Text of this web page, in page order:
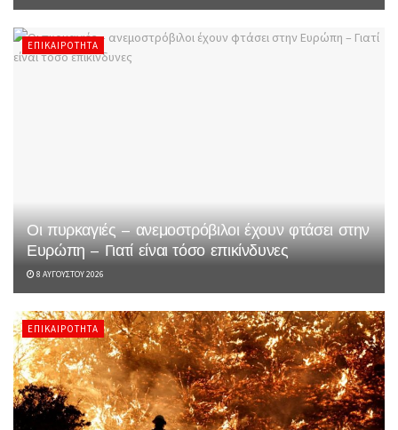
ΕΠΙΚΑΙΡΌΤΗΤΑ
Οι πυρκαγιές – ανεμοστρόβιλοι έχουν φτάσει στην
Ευρώπη – Γιατί είναι τόσο επικίνδυνες
8 ΑΥΓΟΎΣΤΟΥ 2026
ΕΠΙΚΑΙΡΌΤΗΤΑ